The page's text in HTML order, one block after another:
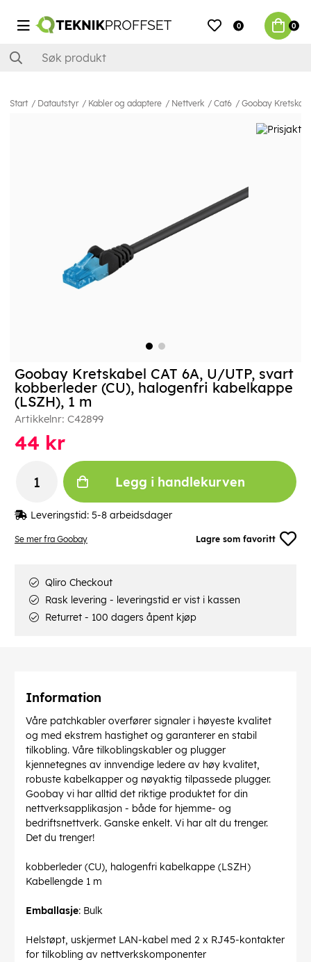
0 0
Start Datautstyr Kabler og adaptere Nettverk Cat6 Goobay
Se mer fra Goobay Lagre som favoritt
Goobay Kretskabel CAT 6A, U/UTP, svart
kobberleder (CU), halogenfri kabelkappe
(LSZH), 1 m
Artikkelnr: C42899
44 kr
Legg i handlekurven
Leveringstid: 5-8 arbeidsdager
Qliro Checkout
Rask levering - leveringstid er vist i kassen
Returret - 100 dagers åpent kjøp
Information
Våre patchkabler overfører signaler i høyeste kvalitet
og med ekstrem hastighet og garanterer en stabil
tilkobling. Våre tilkoblingskabler og plugger
kjennetegnes av innvendige ledere av høy kvalitet,
robuste kabelkapper og nøyaktig tilpassede plugger.
Goobay vi har alltid det riktige produktet for din
nettverksapplikasjon - både for hjemme- og
bedriftsnettverk. Ganske enkelt. Vi har alt du trenger.
Det du trenger!
kobberleder (CU), halogenfri kabelkappe (LSZH)
Kabellengde 1 m
Emballasje: Bulk
Helstøpt, uskjermet LAN-kabel med 2 x RJ45-kontakter
for tilkobling av nettverkskomponenter